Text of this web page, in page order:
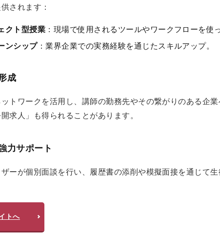
されます：
クト型授業 ：現場で使用されるツールやワークフローを使
ンシップ：業界企業での実務経験を通じたスキルアップ。
成
トワークを活用し、講師の勤務先やその繋がりのある企
求人」も得られることがあります。
力サポート
ーが個別面談を行い、履歴書の添削や模擬面接を通じて
トへ